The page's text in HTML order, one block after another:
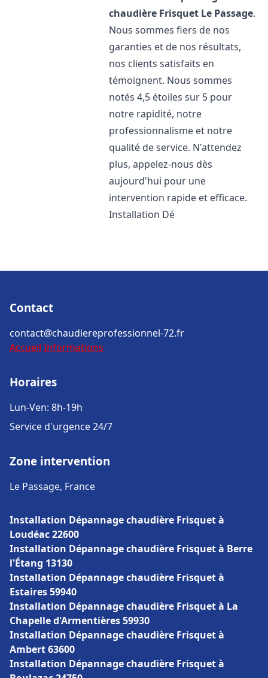
chaudière Frisquet Le Passage.
Nous sommes fiers de nos
garanties et de nos résultats,
nos clients satisfaits en
témoignent. Nous sommes
notés 4,5 étoiles sur 5 pour
notre rapidité, notre
professionnalisme et notre
qualité de service. N'attendez
plus, appelez-nous dès
aujourd'hui pour une
intervention rapide et efficace.
Installation Dé
Contact
contact@chaudiereprofessionnel-72.fr
Accueil Informations
Horaires
Lun-Ven: 8h-19h
Service d'urgence 24/7
Zone intervention
Le Passage, France
Installation Dépannage chaudière Frisquet à
Loudéac 22600
Installation Dépannage chaudière Frisquet à Berre
l'Étang 13130
Installation Dépannage chaudière Frisquet à
Estaires 59940
Installation Dépannage chaudière Frisquet à La
Chapelle d'Armentières 59930
Installation Dépannage chaudière Frisquet à
Ambert 63600
Installation Dépannage chaudière Frisquet à